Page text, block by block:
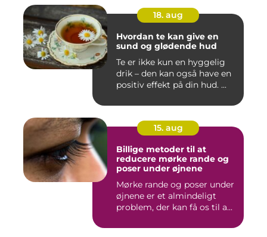
18. aug
Hvordan te kan give en
sund og glødende hud
Te er ikke kun en hyggelig
drik – den kan også have en
positiv effekt på din hud. ...
15. aug
Billige metoder til at
reducere mørke rande og
poser under øjnene
Mørke rande og poser under
øjnene er et almindeligt
problem, der kan få os til a...